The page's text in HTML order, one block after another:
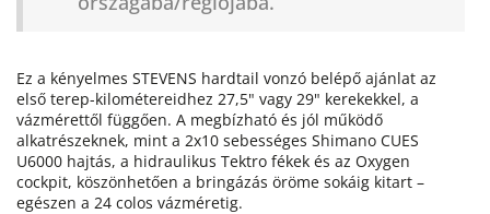
Ez a kényelmes STEVENS hardtail vonzó belépő ajánlat az
első terep-kilométereidhez 27,5" vagy 29" kerekekkel, a
vázmérettől függően. A megbízható és jól működő
alkatrészeknek, mint a 2x10 sebességes Shimano CUES
U6000 hajtás, a hidraulikus Tektro fékek és az Oxygen
cockpit, köszönhetően a bringázás öröme sokáig kitart –
egészen a 24 colos vázméretig.